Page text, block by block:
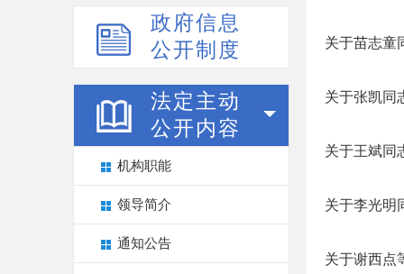
政府信息
公开制度
法定主动
公开内容
机构职能
领导简介
通知公告
关于苗志童
关于张凯同
关于王斌同
关于李光明
关于谢西点